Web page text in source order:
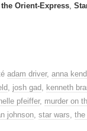
Orient-Express
adam driver, anna
josh gad kenneth
pfeiffer, murder on
johnson star wars the